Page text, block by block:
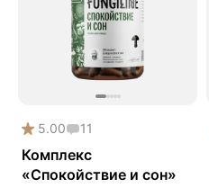
Деменция
Детокс
Дикий ямс
Для кожи
Ежовик гребенчатый
5.00 11
Комплекс
«Спокойствие и сон»